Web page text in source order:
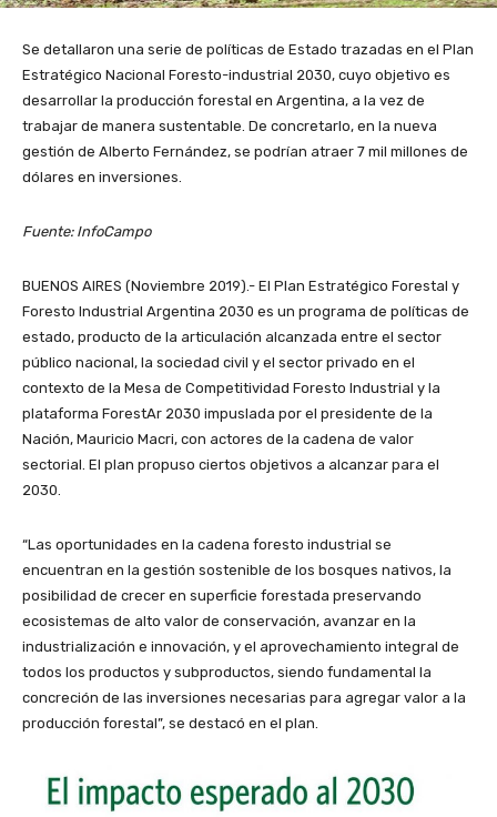
Se detallaron una serie de políticas de Estado trazadas en el Plan
Estratégico Nacional Foresto-industrial 2030, cuyo objetivo es
desarrollar la producción forestal en Argentina, a la vez de
trabajar de manera sustentable. De concretarlo, en la nueva
gestión de Alberto Fernández, se podrían atraer 7 mil millones de
dólares en inversiones.
Fuente: InfoCampo
BUENOS AIRES (Noviembre 2019).- El Plan Estratégico Forestal y
Foresto Industrial Argentina 2030 es un programa de políticas de
estado, producto de la articulación alcanzada entre el sector
público nacional, la sociedad civil y el sector privado en el
contexto de la Mesa de Competitividad Foresto Industrial y la
plataforma ForestAr 2030 impuslada por el presidente de la
Nación, Mauricio Macri, con actores de la cadena de valor
sectorial. El plan propuso ciertos objetivos a alcanzar para el
2030.
“Las oportunidades en la cadena foresto industrial se
encuentran en la gestión sostenible de los bosques nativos, la
posibilidad de crecer en superficie forestada preservando
ecosistemas de alto valor de conservación, avanzar en la
industrialización e innovación, y el aprovechamiento integral de
todos los productos y subproductos, siendo fundamental la
concreción de las inversiones necesarias para agregar valor a la
producción forestal”, se destacó en el plan.